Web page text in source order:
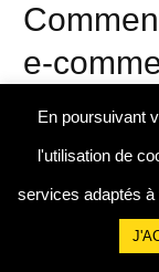
e-
en 2021
Contrairement
pas vous
atteindrez les
En poursuivant
l'utilisation de
services adaptés